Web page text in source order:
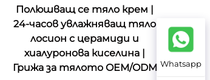
Полюшващ се тяло крем |
24-часов увлажняващ тяло
лосион с церамиди и
хиалуронова киселина |
Грижа за тялото OEM/ODM Whatsapp